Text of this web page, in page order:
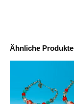
Ähnliche Produkte